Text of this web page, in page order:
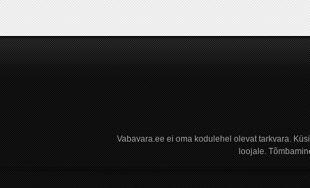
Vabavara.ee ei oma kodulehel olevat tarkvara.
loojale.